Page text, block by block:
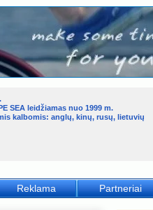
Reklama Partneriai
SEA leidžiamas nuo 1999 m.
kalbomis: anglų, kinų, rusų, lietuvių